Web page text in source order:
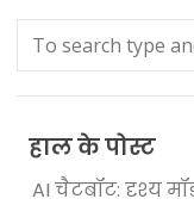
हाल के पोस्ट
AI चैटबॉट: दृश्य